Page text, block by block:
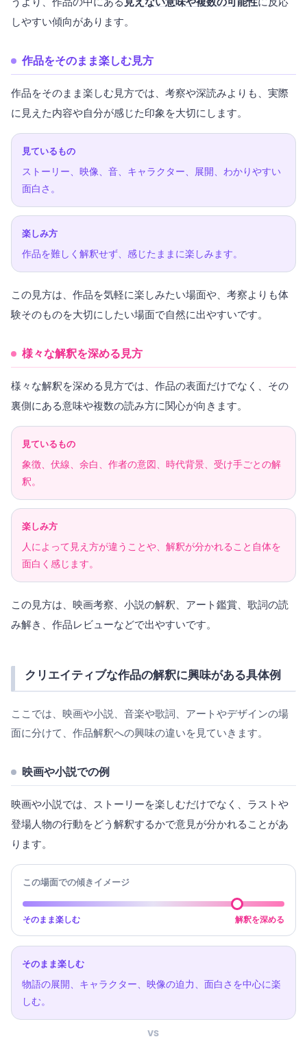
しやすい傾向があります。
作品をそのまま楽しむ見方
作品をそのまま楽しむ見方では、考察や深読みよりも、実際
に見えた内容や自分が感じた印象を大切にします。
見ているもの
ストーリー、映像、音、キャラクター、展開、わかりやすい
面白さ。
楽しみ方
作品を難しく解釈せず、感じたままに楽しみます。
この見方は、作品を気軽に楽しみたい場面や、考察よりも体
験そのものを大切にしたい場面で自然に出やすいです。
様々な解釈を深める見方
様々な解釈を深める見方では、作品の表面だけでなく、その
裏側にある意味や複数の読み方に関心が向きます。
見ているもの
象徴、伏線、余白、作者の意図、時代背景、受け手ごとの解
釈。
楽しみ方
人によって見え方が違うことや、解釈が分かれること自体を
面白く感じます。
この見方は、映画考察、小説の解釈、アート鑑賞、歌詞の読
み解き、作品レビューなどで出やすいです。
クリエイティブな作品の解釈に興味がある具体例
ここでは、映画や小説、音楽や歌詞、アートやデザインの場
面に分けて、作品解釈への興味の違いを見ていきます。
映画や小説での例
映画や小説では、ストーリーを楽しむだけでなく、ラストや
登場人物の行動をどう解釈するかで意見が分かれることがあ
ります。
この場面での傾きイメージ
そのまま楽しむ 解釈を深める
そのまま楽しむ
物語の展開、キャラクター、映像の迫力、面白さを中心に楽
しむ。
VS